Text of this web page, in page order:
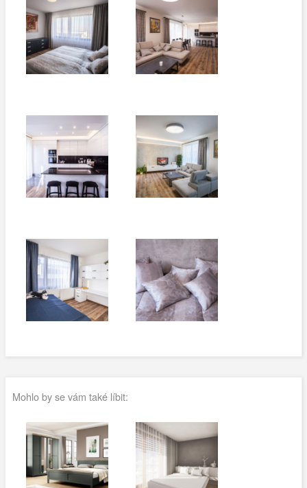
Mohlo by se vám také líbit: